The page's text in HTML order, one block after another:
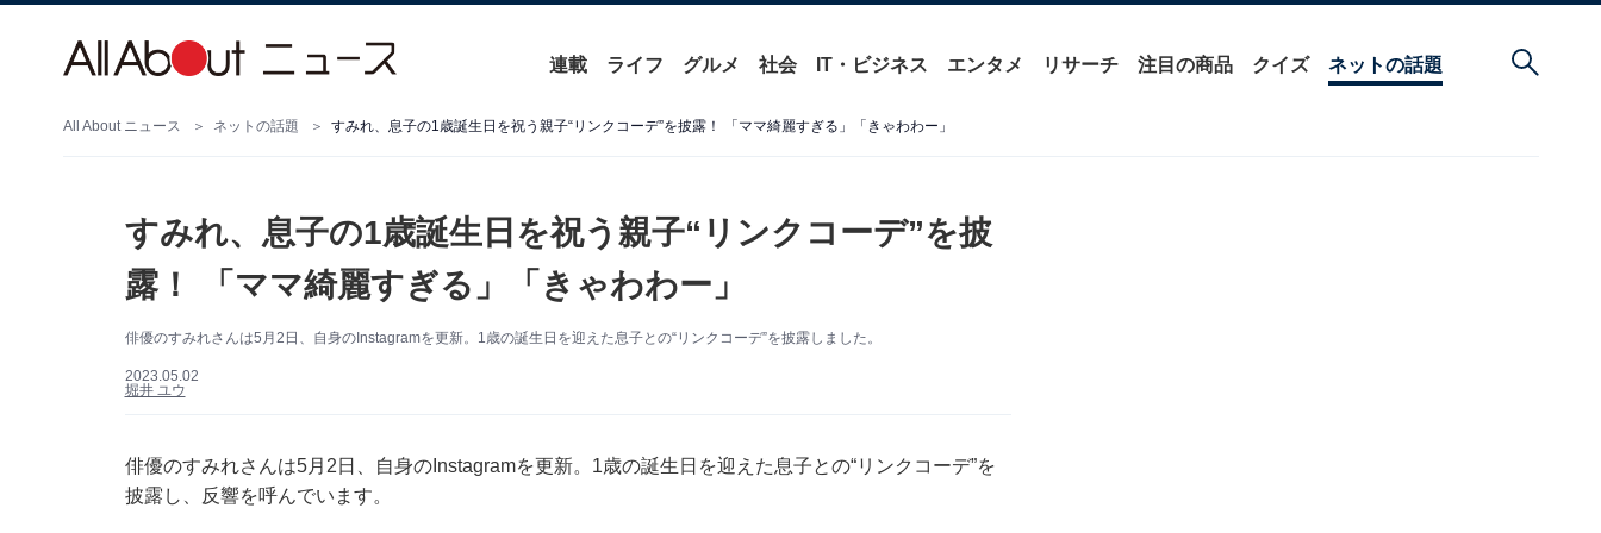
連載 ライフ グルメ 社会 IT・ビジネス エンタメ リサーチ 注目の商品 クイズ ネットの話題
All About ニュース ネットの話題 すみれ、息子の1歳誕生日を祝う親子“リンクコーデ”を披露！ 「ママ綺麗すぎる」「きゃわわー」
すみれ、息子の1歳誕生日を祝う親子“リンクコーデ”を披
露！ 「ママ綺麗すぎる」「きゃわわー」
俳優のすみれさんは5月2日、自身のInstagramを更新。1歳の誕生日を迎えた息子との“リンクコーデ”を披露しました。
2023.05.02
堀井 ユウ
俳優のすみれさんは5月2日、自身のInstagramを更新。1歳の誕生日を迎えた息子との“リンクコーデ”を
披露し、反響を呼んでいます。